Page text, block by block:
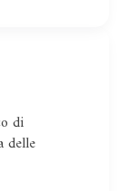
di
delle